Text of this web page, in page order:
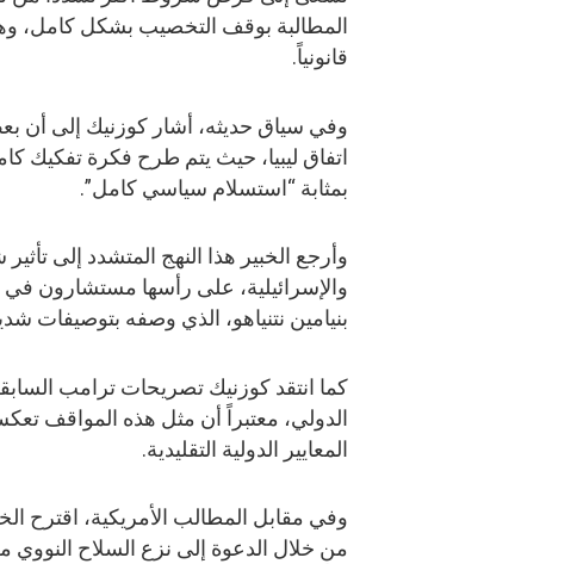
المطالبة بوقف التخصيب بشكل كامل،
قانونياً.
وفي سياق حديثه، أشار كوزنيك إلى أن
اتفاق ليبيا، حيث يتم طرح فكرة تفكيك
بمثابة “استسلام سياسي كامل”.
وأرجع الخبير هذا النهج المتشدد إلى
والإسرائيلية، على رأسها مستشارون في
بنيامين نتنياهو، الذي وصفه بتوصيفات
كما انتقد كوزنيك تصريحات ترامب
الدولي، معتبراً أن مثل هذه المواقف
المعايير الدولية التقليدية.
وفي مقابل المطالب الأمريكية، اقترح
من خلال الدعوة إلى نزع السلاح النووي